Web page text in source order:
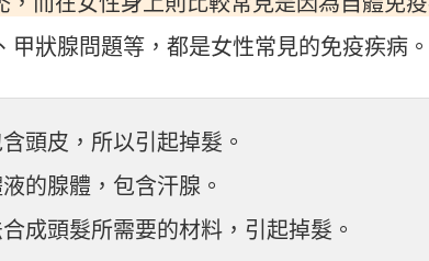
甲狀腺問題等，都是女性常見的免疫疾病。
頭皮，所以引起掉髮。
的腺體，包含汗腺。
成頭髮所需要的材料，引起掉髮。